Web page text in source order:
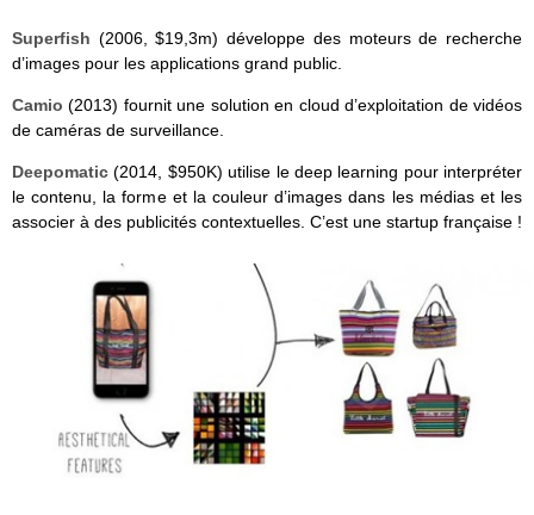
Superfish (2006, $19,3m) développe des moteurs de recherche
d’images pour les applications grand public.
Camio (2013) fournit une solution en cloud d’exploitation de vidéos
de caméras de surveillance.
Deepomatic(2014, $950K) utilise le deep learning pour interpréter
le contenu, la forme et la couleur d’images dans les médias et les
associer à des publicités contextuelles. C’est une startup française !